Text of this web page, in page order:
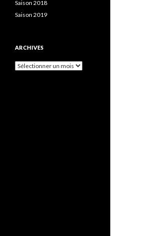
Saison 2018
Saison 2019
ARCHIVES
Archives